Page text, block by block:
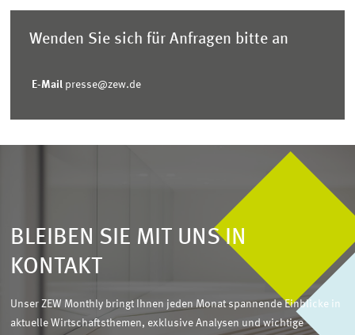
Wenden Sie sich für Anfragen bitte an
E-Mail presse@zew.de
BLEIBEN SIE MIT UNS IN
KONTAKT
Unser ZEW Monthly bringt Ihnen jeden Monat spannende Einblicke in
aktuelle Wirtschaftsthemen, exklusive Analysen und wichtige